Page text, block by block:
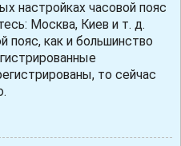
настройках часовой пояс
Москва, Киев и т. д.
пояс, как и большинство
то сейчас